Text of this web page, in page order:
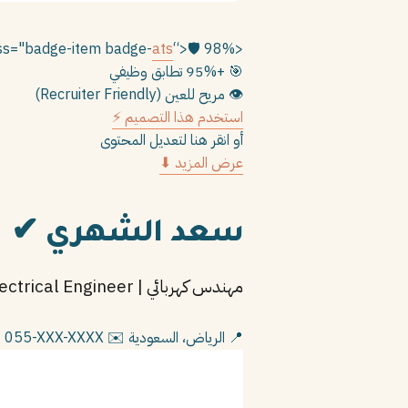
<div class="badge-item badge-
ats“>🛡️ 98% متوافق مع ATS
🎯 +95% تطابق وظيفي
👁️ مريح للعين (Recruiter Friendly)
استخدم هذا التصميم ⚡
أو انقر هنا لتعديل المحتوى
عرض المزيد ⬇
سعد الشهري ✔
مهندس كهربائي | Electrical Engineer
📍 الرياض، السعودية ✉️ example@email.com
055-XXX-XXXX